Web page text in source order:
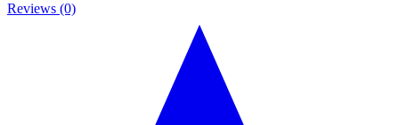
Reviews (0)